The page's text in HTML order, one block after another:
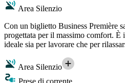
Area Silenzio
Con un biglietto Business Première
progettata per il massimo comfort. È
ideale sia per lavorare che per
Area Silenzio